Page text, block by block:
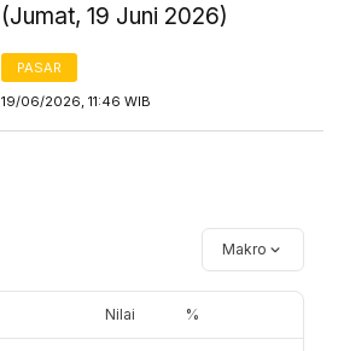
(Jumat, 19 Juni 2026)
PASAR
19/06/2026, 11:46 WIB
Makro
Nilai %